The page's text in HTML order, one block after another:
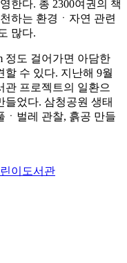
한다. 총 2300여권의 책
하는 환경ㆍ자연 관련
많다.
정도 걸어가면 아담한
수 있다. 지난해 9월
관 프로젝트의 일환으
들었다. 삼청공원 생태
ㆍ벌레 관찰, 흙공 만들
이도서관